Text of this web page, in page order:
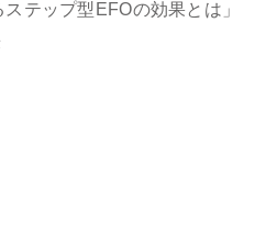
テップ型EFOの効果とは」